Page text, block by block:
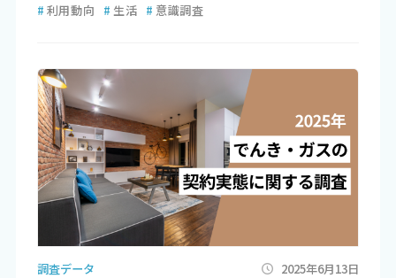
# 利用動向 # 生活 # 意識調査
調査データ 2025年6月13日